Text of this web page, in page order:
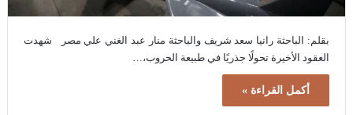
بقلم: الباحثة رانيا سعد شريف والباحثة منار عبد الغني علي مصر شهدت
العقود الأخيرة تحولًا جذريًا في طبيعة الحروب،…
أكمل القراءة »